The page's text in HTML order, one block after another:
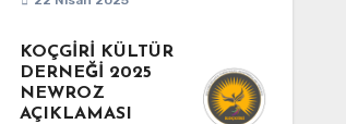
KOÇGİRİ KÜLTÜR
DERNEĞİ 2025
NEWROZ
AÇIKLAMASI